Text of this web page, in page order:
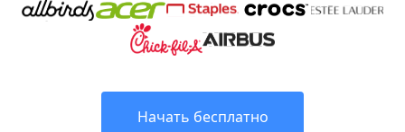
Начать бесплатно